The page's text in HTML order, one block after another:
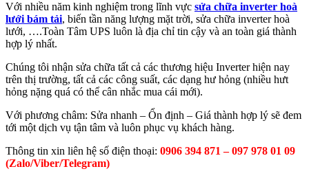
Với nhiều năm kinh nghiệm trong lĩnh vực sửa chữa inverter hoà
lưới bám tải, biến tần năng lượng mặt trời, sửa chữa inverter hoà
lưới, ….Toàn Tâm UPS luôn là địa chỉ tin cậy và an toàn giá thành
hợp lý nhất.
Chúng tôi nhận sửa chữa tất cả các thương hiệu Inverter hiện nay
trên thị trường, tất cả các công suất, các dạng hư hỏng (nhiều hưt
hỏng nặng quá có thể cân nhắc mua cái mới).
Với phương châm: Sửa nhanh – Ổn định – Giá thành hợp lý sẽ đem
tới một dịch vụ tận tâm và luôn phục vụ khách hàng.
Thông tin xin liên hệ số điện thoại: 0906 394 871 – 097 978 01 09
(Zalo/Viber/Telegram)